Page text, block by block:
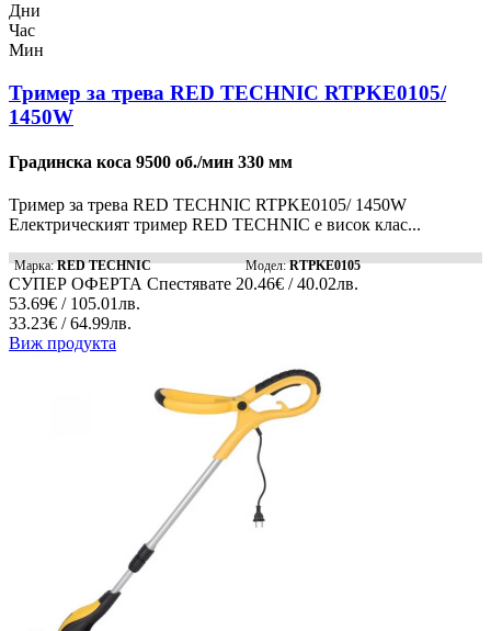
Дни
Час
Мин
Тример за трева RED TECHNIC RTPKE0105/
1450W
Градинска коса 9500 об./мин 330 мм
Тример за трева RED TECHNIC RTPKE0105/ 1450W
Електрическият тример RED TECHNIC е висок клас...
Марка:RED TECHNIC Модел:RTPKE0105
СУПЕР ОФЕРТА Спестявате 20.46€ / 40.02лв.
53.69€ / 105.01лв.
33.23€ / 64.99лв.
Виж продукта